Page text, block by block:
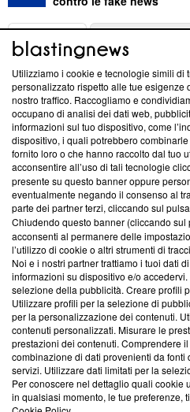
ABOUT
Questa sezione offre
News, sui nostri processi
creare news di qualità. Inoltre,
‘Trust Project - News with
ancora membro del programma,
parte; Trust Project non ha
conformità agli standard.
Su di noi
Team editoriale
Corporate
Redazione
Informativa Privacy
Cookie Policy
Blasting SA, IDI CHE-
Lugano (Svizzera) Tel:+39
Utilizziamo i cookie e tecnologie simili di
personalizzato rispetto alle tue esigenze
nostro traffico. Raccogliamo e
occupano di analisi dei dati web,
informazioni sul tuo dispositivo, come
dispositivo, i quali potrebbero
fornito loro o che hanno raccolto dal tuo
acconsentire all’uso di tali tecnologie
presente su questo banner oppure
eventualmente negando il consenso al
parte dei partner terzi, cliccando sul
Chiudendo questo banner (cliccando sul
acconsenti al permanere delle
l’utilizzo di cookie o altri strumenti di
Noi e i nostri partner trattiamo i tuoi dati
informazioni su dispositivo e/o
selezione della pubblicità. Creare profili
Utilizzare profili per la selezione di
per la personalizzazione dei contenuti.
contenuti personalizzati. Misurare le
prestazioni dei contenuti. Comprendere
combinazione di dati provenienti da
servizi. Utilizzare dati limitati per la
Per conoscere nel dettaglio quali cookie
in qualsiasi momento, le tue preferenze,